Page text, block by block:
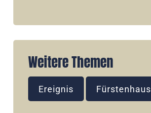
Weitere Themen
Ereignis Fürstenhaus